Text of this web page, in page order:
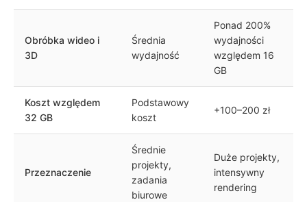
Obróbka wideo i
3D
Średnia
wydajność
Ponad 200%
wydajności
względem 16
GB
Koszt względem
32 GB
Podstawowy
koszt
+100–200 zł
Przeznaczenie
Średnie
projekty,
zadania
biurowe
Duże projekty,
intensywny
rendering